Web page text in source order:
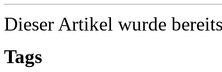
Dieser Artikel wurde
Tags